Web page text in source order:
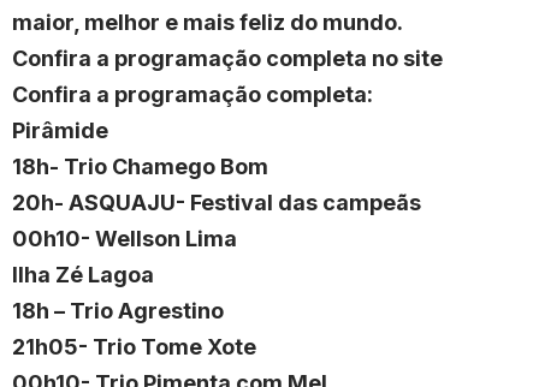
maior, melhor e mais feliz do mundo.
Confira a programação completa no site
Confira a programação completa:
Pirâmide
18h- Trio Chamego Bom
20h- ASQUAJU- Festival das campeãs
00h10- Wellson Lima
Ilha Zé Lagoa
18h – Trio Agrestino
21h05- Trio Tome Xote